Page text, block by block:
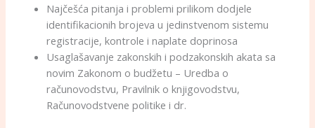
Najčešća pitanja i problemi prilikom dodjele
identifikacionih brojeva u jedinstvenom sistemu
registracije, kontrole i naplate doprinosa
Usaglašavanje zakonskih i podzakonskih akata sa
novim Zakonom o budžetu – Uredba o
računovodstvu, Pravilnik o knjigovodstvu,
Računovodstvene politike i dr.